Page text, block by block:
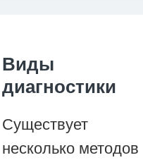
Виды
диагностики
Существует
несколько методов